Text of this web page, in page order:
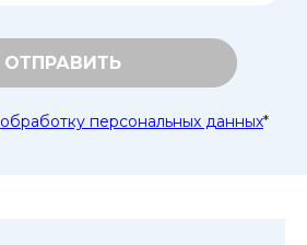
ОТПРАВИТЬ
обработку персональных данных*